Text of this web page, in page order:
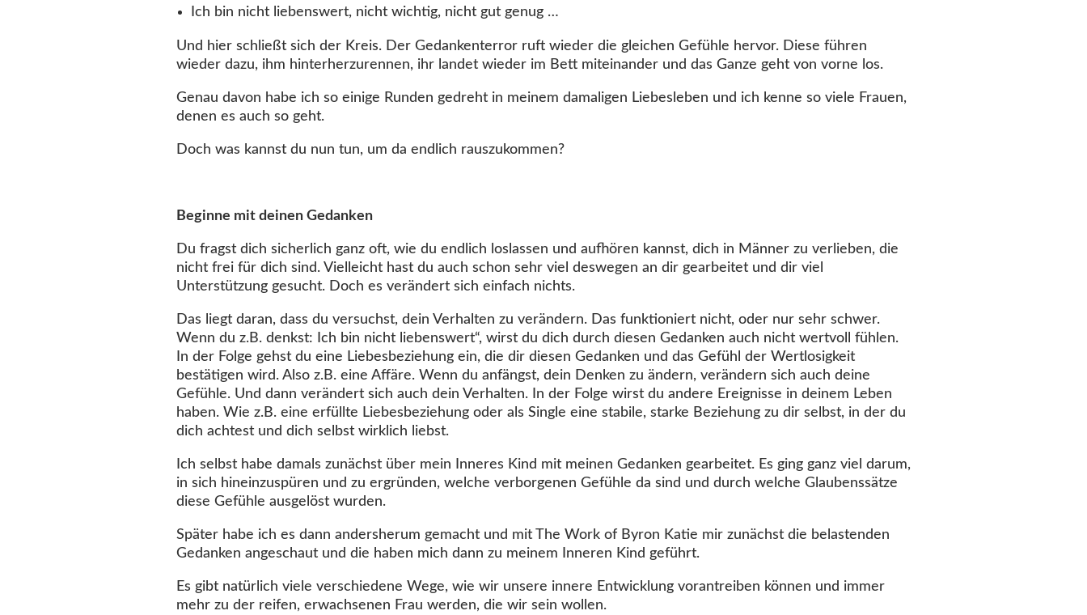
Ich bin nicht liebenswert, nicht wichtig, nicht gut genug …
Und hier schließt sich der Kreis. Der Gedankenterror ruft wieder die gleichen Gefühle hervor. Diese führen
wieder dazu, ihm hinterherzurennen, ihr landet wieder im Bett miteinander und das Ganze geht von vorne los.
Genau davon habe ich so einige Runden gedreht in meinem damaligen Liebesleben und ich kenne so viele Frauen,
denen es auch so geht.
Doch was kannst du nun tun, um da endlich rauszukommen?
Beginne mit deinen Gedanken
Du fragst dich sicherlich ganz oft, wie du endlich loslassen und aufhören kannst, dich in Männer zu verlieben, die
nicht frei für dich sind. Vielleicht hast du auch schon sehr viel deswegen an dir gearbeitet und dir viel
Unterstützung gesucht. Doch es verändert sich einfach nichts.
Das liegt daran, dass du versuchst, dein Verhalten zu verändern. Das funktioniert nicht, oder nur sehr schwer.
Wenn du z.B. denkst: Ich bin nicht liebenswert“, wirst du dich durch diesen Gedanken auch nicht wertvoll fühlen.
In der Folge gehst du eine Liebesbeziehung ein, die dir diesen Gedanken und das Gefühl der Wertlosigkeit
bestätigen wird. Also z.B. eine Affäre. Wenn du anfängst, dein Denken zu ändern, verändern sich auch deine
Gefühle. Und dann verändert sich auch dein Verhalten. In der Folge wirst du andere Ereignisse in deinem Leben
haben. Wie z.B. eine erfüllte Liebesbeziehung oder als Single eine stabile, starke Beziehung zu dir selbst, in der du
dich achtest und dich selbst wirklich liebst.
Ich selbst habe damals zunächst über mein Inneres Kind mit meinen Gedanken gearbeitet. Es ging ganz viel darum,
in sich hineinzuspüren und zu ergründen, welche verborgenen Gefühle da sind und durch welche Glaubenssätze
diese Gefühle ausgelöst wurden.
Später habe ich es dann andersherum gemacht und mit The Work of Byron Katie mir zunächst die belastenden
Gedanken angeschaut und die haben mich dann zu meinem Inneren Kind geführt.
Es gibt natürlich viele verschiedene Wege, wie wir unsere innere Entwicklung vorantreiben können und immer
mehr zu der reifen, erwachsenen Frau werden, die wir sein wollen.